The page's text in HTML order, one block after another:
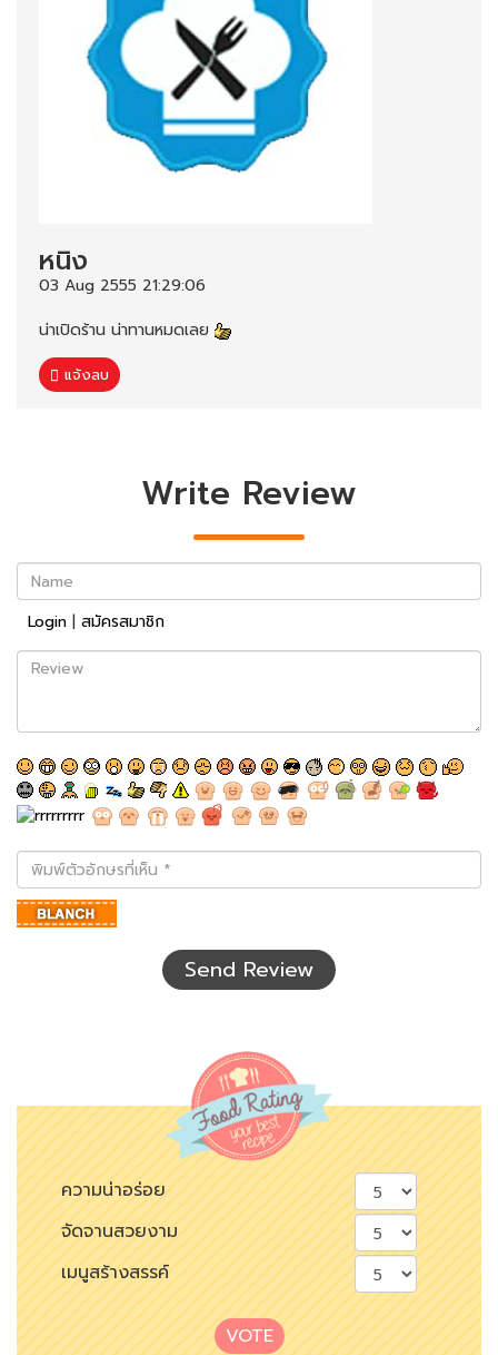
หนิง
03 Aug 2555 21:29:06
น่าเปิดร้าน น่าทานหมดเลย
แจ้งลบ
Write Review
Name
Login | สมัครสมาชิก
Review
พิมพ์
ตัว
อักษร
ที่
Send Review
ความน่าอร่อย
จัดจานสวยงาม
เมนูสร้างสรรค์
VOTE